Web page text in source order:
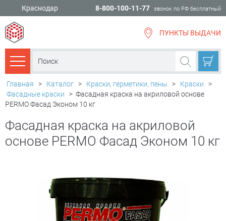
Краснодар 8-800-100-11-77 звонок по РФ бесплатный
ПУНКТЫ ВЫДАЧИ
Каталог товаров
Главная > Каталог > Краски, герметики, пены > Краски
>
Фасадные краски
> Фасадная краска на акриловой основе
PERMO Фасад Эконом 10 кг
Фасадная краска на акриловой
основе PERMO Фасад Эконом 10 кг